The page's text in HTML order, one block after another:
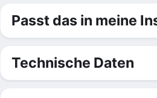
Passt das in meine
Technische Daten